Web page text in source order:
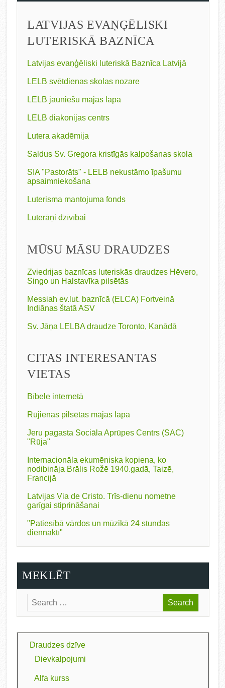
LATVIJAS EVAŅĢĒLISKI
LUTERISKĀ BAZNĪCA
Latvijas evaņģēliski luteriskā Baznīca Latvijā
LELB svētdienas skolas nozare
LELB jauniešu mājas lapa
LELB diakonijas centrs
Lutera akadēmija
Saldus Sv. Gregora kristīgās kalpošanas skola
SIA "Pastorāts" - LELB nekustāmo īpašumu
apsaimniekošana
Luterisma mantojuma fonds
Luterāņi dzīvībai
MŪSU MĀSU DRAUDZES
Zviedrijas baznīcas luteriskās draudzes Hēvero,
Singo un Halstavīka pilsētās
Messiah ev.lut. baznīcā (ELCA) Fortveinā
Indiānas štatā ASV
Sv. Jāņa LELBA draudze Toronto, Kanādā
CITAS INTERESANTAS
VIETAS
Bībele internetā
Rūjienas pilsētas mājas lapa
Jeru pagasta Sociāla Aprūpes Centrs (SAC)
"Rūja"
Internacionāla ekumēniska kopiena, ko
nodibināja Brālis Rožē 1940.gadā, Taizē,
Francijā
Latvijas Via de Cristo. Trīs-dienu nometne
garīgai stiprināšanai
"Patiesībā vārdos un mūzikā 24 stundas
diennaktī"
MEKLĒT
Draudzes dzīve
Dievkalpojumi
Alfa kurss